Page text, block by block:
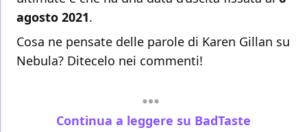
agosto 2021.
Cosa ne pensate delle parole di Karen Gillan su
Nebula? Ditecelo nei commenti!
Continua a leggere su BadTaste